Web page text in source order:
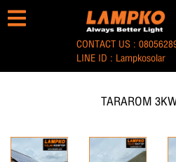
CONTACT US :
LINE ID : Lampkosolar
TARAROM